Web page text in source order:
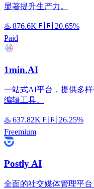
显著提升生产力。
♨️ 876.6K🇫🇷 20.65%
Paid
1min.AI
一站式AI平台，提供多
编辑工具。
♨️ 637.82K🇫🇷 26.25%
Freemium
Postly AI
全面的社交媒体管理平